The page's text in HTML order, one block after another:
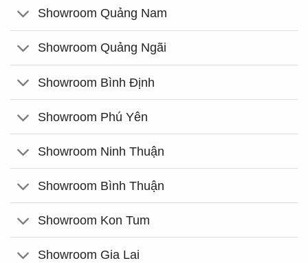
Showroom Quảng Nam
Showroom Quảng Ngãi
Showroom Bình Định
Showroom Phú Yên
Showroom Ninh Thuận
Showroom Bình Thuận
Showroom Kon Tum
Showroom Gia Lai